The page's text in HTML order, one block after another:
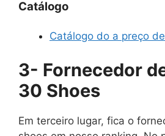
Catálogo
Catálogo do a preço
3- Fornecedor
30 Shoes
Em terceiro lugar, fica o